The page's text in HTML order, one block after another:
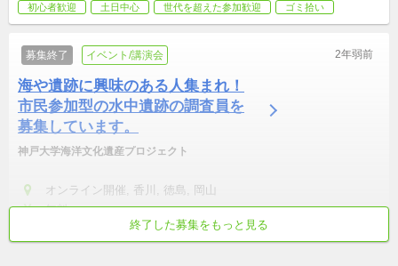
初心者歓迎 土日中心 世代を超えた参加歓迎 ゴミ拾い
募集終了 イベント/講演会 2年弱前
海や遺跡に興味のある人集まれ！
市民参加型の水中遺跡の調査員を
募集しています。
神戸大学海洋文化遺産プロジェクト
オンライン開催, 香川, 徳島, 岡山
無料
社会人・学生(小, 中, 高, 大, 専)・シニア(世代を超えた参加歓迎)
終了した募集をもっと見る